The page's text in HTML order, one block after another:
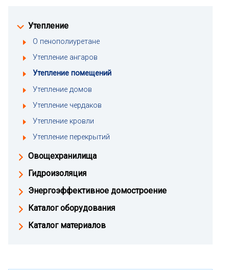
Утепление
О пенополиуретане
Утепление ангаров
Утепление помещений
Утепление домов
Утепление чердаков
Утепление кровли
Утепление перекрытий
Овощехранилища
Гидроизоляция
Энергоэффективное домостроение
Каталог оборудования
Каталог материалов